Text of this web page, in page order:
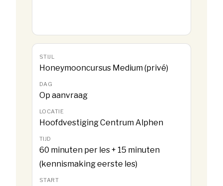
Honeymooncursus Medium (privé)
Op aanvraag
Hoofdvestiging Centrum Alphen
60 minuten per les + 15 minuten
(kennismaking eerste les)